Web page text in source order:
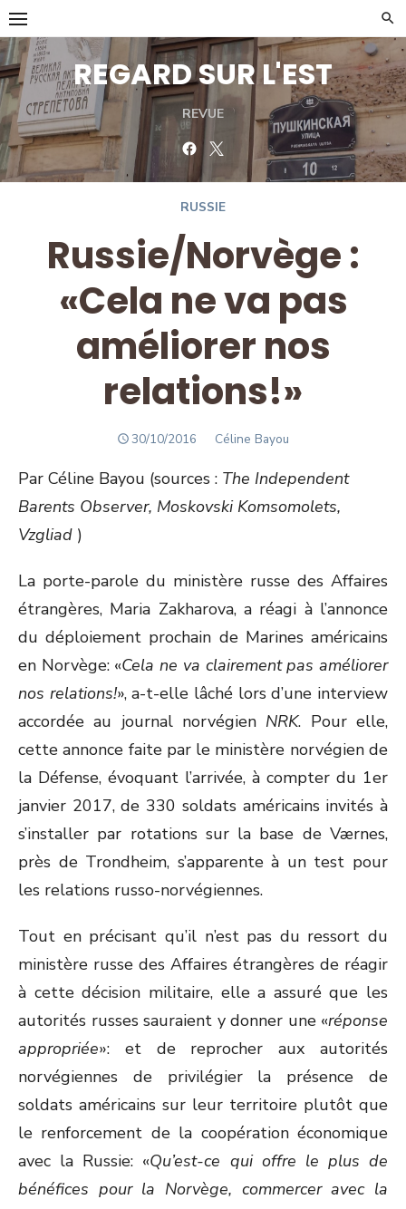
Skip
to
content
REGARD SUR L'EST
REVUE
FacebookTwitter
RUSSIE
Russie/Norvège :
«Cela ne va pas
améliorer nos
relations!»
POSTED
30/10/2016 Author
Céline Bayou
Par Céline Bayou (sources : The Independent
Barents Observer, Moskovski Komsomolets,
Vzgliad )
La porte-parole du ministère russe des Affaires
étrangères, Maria Zakharova, a réagi à l’annonce
du déploiement prochain de Marines américains
en Norvège: «Cela ne va clairement pas améliorer
nos relations!», a-t-elle lâché lors d’une interview
accordée au journal norvégien NRK. Pour elle,
cette annonce faite par le ministère norvégien de
la Défense, évoquant l’arrivée, à compter du 1er
janvier 2017, de 330 soldats américains invités à
s’installer par rotations sur la base de Værnes,
près de Trondheim, s’apparente à un test pour
les relations russo-norvégiennes.
Tout en précisant qu’il n’est pas du ressort du
ministère russe des Affaires étrangères de réagir
à cette décision militaire, elle a assuré que les
autorités russes sauraient y donner une «réponse
appropriée»: et de reprocher aux autorités
norvégiennes de privilégier la présence de
soldats américains sur leur territoire plutôt que
le renforcement de la coopération économique
avec la Russie: «Qu’est-ce qui offre le plus de
bénéfices pour la Norvège, commercer avec la